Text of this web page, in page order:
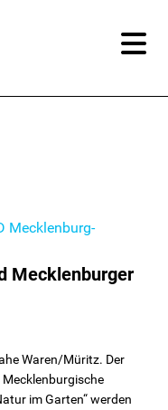
Mecklenburg-
Mecklenburger
Waren/Müritz. Der
im Garten“ werden